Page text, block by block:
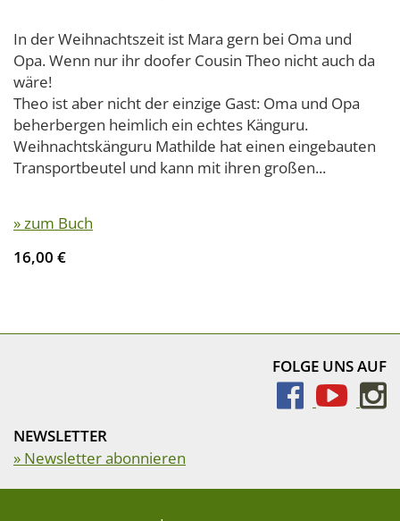
In der Weihnachtszeit ist Mara gern bei Oma und
Opa. Wenn nur ihr doofer Cousin Theo nicht auch da
wäre!
Theo ist aber nicht der einzige Gast: Oma und Opa
beherbergen heimlich ein echtes Känguru.
Weihnachtskänguru Mathilde hat einen eingebauten
Transportbeutel und kann mit ihren großen...
» zum Buch
16,00 €
FOLGE UNS AUF
NEWSLETTER
» Newsletter abonnieren